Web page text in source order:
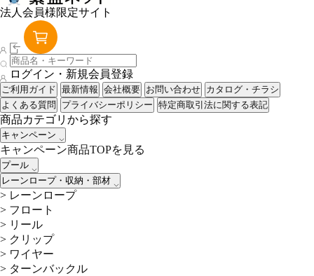
法人会員様限定サイト
ログイン・新規会員登録
ご利用ガイド 最新情報 会社概要 お問い合わせ カタログ・チラシ
よくある質問
プライバシーポリシー 特定商取引法に関する表記
商品カテゴリから探す
キャンペーン
キャンペーン商品TOPを見る
プール
レーンロープ・収納・部材
> レーンロープ
> フロート
> リール
> クリップ
> ワイヤー
> ターンバックル